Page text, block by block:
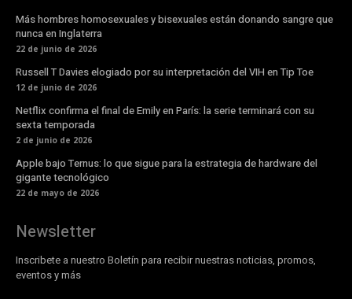
Más hombres homosexuales y bisexuales están donando sangre que
nunca en Inglaterra
22 de junio de 2026
Russell T Davies elogiado por su interpretación del VIH en Tip Toe
12 de junio de 2026
Netflix confirma el final de Emily en París: la serie terminará con su
sexta temporada
2 de junio de 2026
Apple bajo Ternus: lo que sigue para la estrategia de hardware del
gigante tecnológico
22 de mayo de 2026
Newsletter
Inscribete a nuestro Boletín para recibir nuestras noticias, promos,
eventos y más